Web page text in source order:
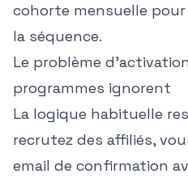
cohorte mensuelle
la séquence.
Le problème
programmes ignorent
La logique habituelle
recrutez des affiliés,
email de confirmation